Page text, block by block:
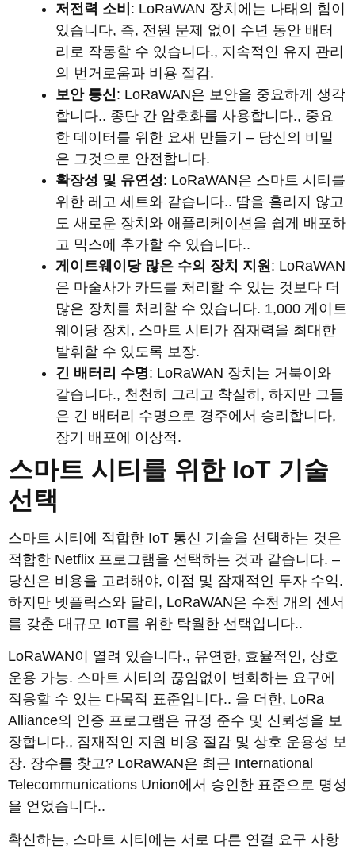
저전력 소비 : LoRaWAN 장치에는 나태의 힘이
있습니다, 즉, 전원 문제 없이 수년 동안 배터
리로 작동할 수 있습니다., 지속적인 유지 관리
의 번거로움과 비용 절감.
보안 통신: LoRaWAN은 보안을 중요하게 생각
합니다.. 종단 간 암호화를 사용합니다., 중요
한 데이터를 위한 요새 만들기 – 당신의 비밀
은 그것으로 안전합니다.
확장성 및 유연성: LoRaWAN은 스마트 시티를
위한 레고 세트와 같습니다.. 땀을 흘리지 않고
도 새로운 장치와 애플리케이션을 쉽게 배포하
고 믹스에 추가할 수 있습니다..
게이트웨이당 많은 수의 장치 지원 : LoRaWAN
은 마술사가 카드를 처리할 수 있는 것보다 더
많은 장치를 처리할 수 있습니다. 1,000 게이트
웨이당 장치, 스마트 시티가 잠재력을 최대한
발휘할 수 있도록 보장.
긴 배터리 수명: LoRaWAN 장치는 거북이와
같습니다., 천천히 그리고 착실히, 하지만 그들
은 긴 배터리 수명으로 경주에서 승리합니다,
장기 배포에 이상적.
스마트 시티를 위한 IoT 기술
선택
스마트 시티에 적합한 IoT 통신 기술을 선택하는 것은
적합한 Netflix 프로그램을 선택하는 것과 같습니다. –
당신은 비용을 고려해야, 이점 및 잠재적인 투자 수익.
하지만 넷플릭스와 달리, LoRaWAN은 수천 개의 센서
를 갖춘 대규모 IoT를 위한 탁월한 선택입니다..
LoRaWAN이 열려 있습니다., 유연한, 효율적인, 상호
운용 가능. 스마트 시티의 끊임없이 변화하는 요구에
적응할 수 있는 다목적 표준입니다.. 을 더한, LoRa
Alliance의 인증 프로그램은 규정 준수 및 신뢰성을 보
장합니다., 잠재적인 지원 비용 절감 및 상호 운용성 보
장. 장수를 찾고? LoRaWAN은 최근 International
Telecommunications Union에서 승인한 표준으로 명성
을 얻었습니다..
확신하는, 스마트 시티에는 서로 다른 연결 요구 사항